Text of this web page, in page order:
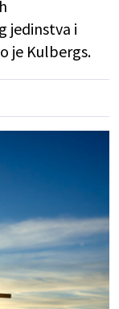
jedinstva i
je Kulbergs.